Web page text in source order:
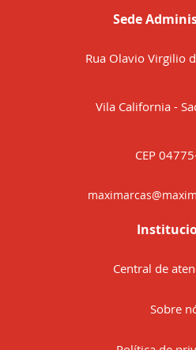
Sede
Rua Olavio Virgilio
Vila California -
CEP
Central de
Sobre